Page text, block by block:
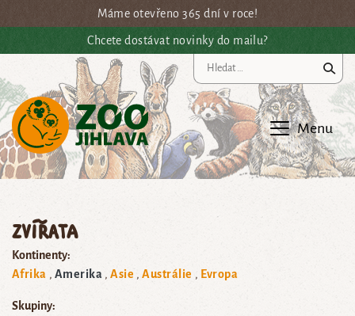
Přejít na hlavní obsahMáme otevřeno 365 dní v roce!
Chcete dostávat novinky do mailu?
Menu
Zvířata
Kontinenty:
Afrika
Amerika Asie Austrálie Evropa
Skupiny: